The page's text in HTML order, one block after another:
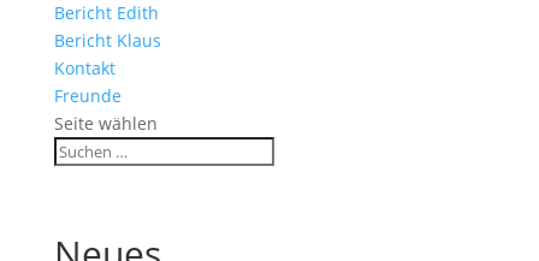
Bericht Edith
Bericht Klaus
Kontakt
Freunde
Seite wählen